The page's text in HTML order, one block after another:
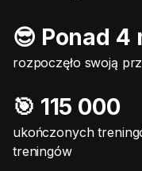
😎 Ponad 4
rozpoczęło swoją
🎯️ 115 000
ukończonych
treningów